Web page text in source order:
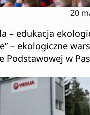
20
– edukacja
– ekologiczne
Podstawowej w